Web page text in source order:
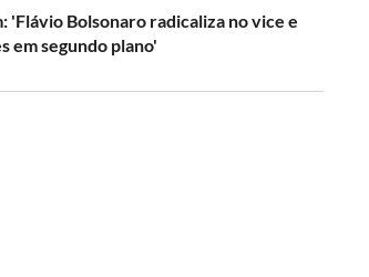
'Flávio Bolsonaro radicaliza no vice e
em segundo plano'